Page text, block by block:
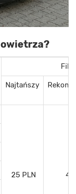
Najtańszy
25 PLN 46